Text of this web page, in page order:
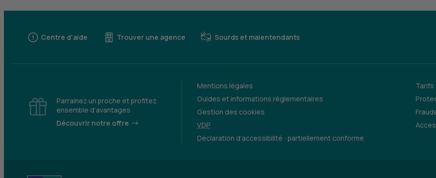
Centre d'aide Trouver une agence Sourds et malentendants
Parrainez un proche et profitez
ensemble d’avantages
Découvrir notre offre
Mentions légales
Guides et informations réglementaires
Gestion des cookies
VDP
Déclaration d’accessibilité : partiellement conforme